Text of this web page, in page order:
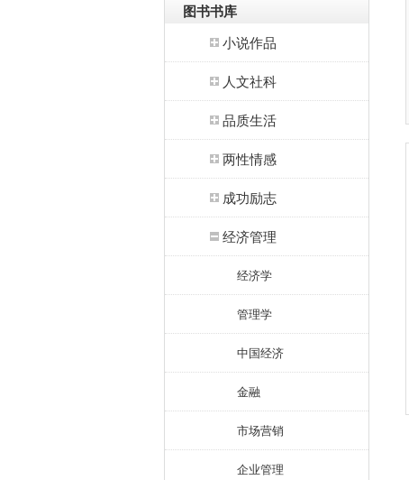
图书书库
小说作品
人文社科
品质生活
两性情感
成功励志
经济管理
经济学
管理学
中国经济
金融
市场营销
企业管理